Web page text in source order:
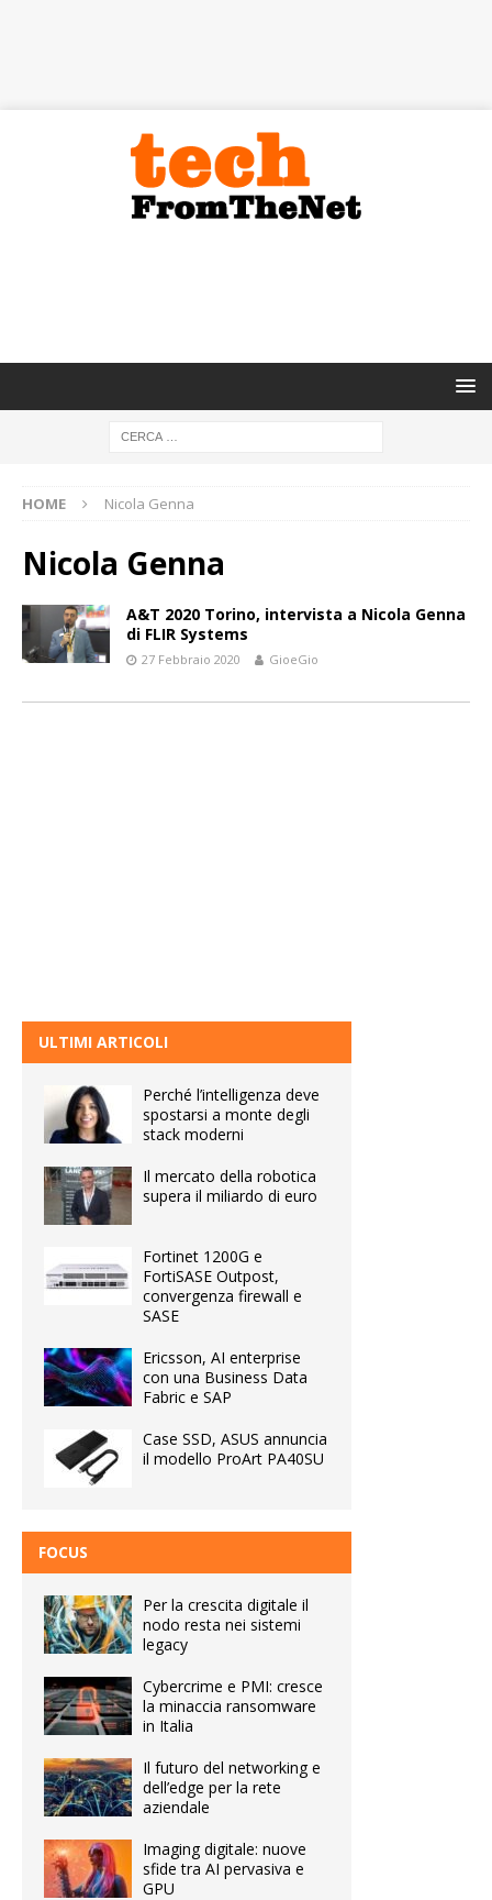
HOME Nicola Genna
Nicola Genna
A&T 2020 Torino, intervista a Nicola Genna
di FLIR Systems
27 Febbraio 2020 GioeGio
ULTIMI ARTICOLI
Perché l’intelligenza deve
spostarsi a monte degli
stack moderni
Il mercato della robotica
supera il miliardo di euro
Fortinet 1200G e
FortiSASE Outpost,
convergenza firewall e
SASE
Ericsson, AI enterprise
con una Business Data
Fabric e SAP
Case SSD, ASUS annuncia
il modello ProArt PA40SU
FOCUS
Per la crescita digitale il
nodo resta nei sistemi
legacy
Cybercrime e PMI: cresce
la minaccia ransomware
in Italia
Il futuro del networking e
dell’edge per la rete
aziendale
Imaging digitale: nuove
sfide tra AI pervasiva e
GPU